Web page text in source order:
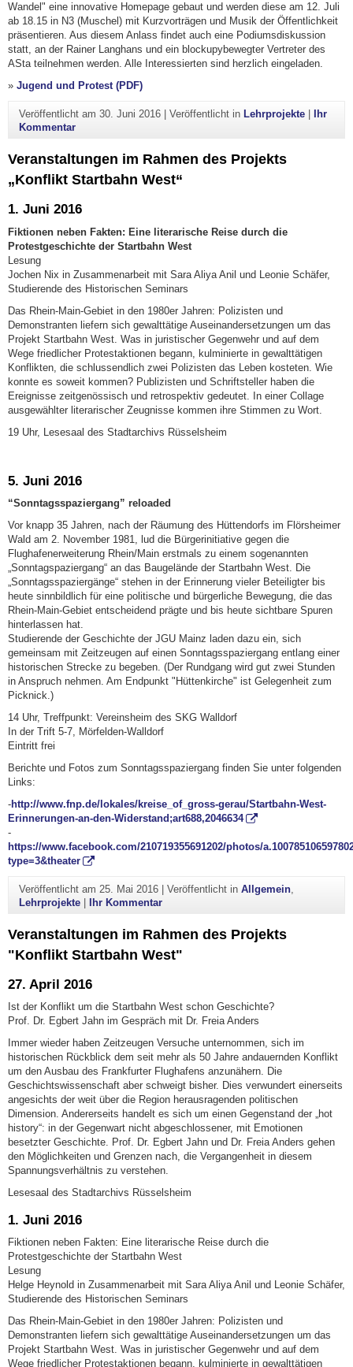
Wandel" eine innovative Homepage gebaut und werden diese am 12. Juli
ab 18.15 in N3 (Muschel) mit Kurzvorträgen und Musik der Öffentlichkeit
präsentieren. Aus diesem Anlass findet auch eine Podiumsdiskussion
statt, an der Rainer Langhans und ein blockupybewegter Vertreter des
ASta teilnehmen werden. Alle Interessierten sind herzlich eingeladen.
» Jugend und Protest (PDF)
Veröffentlicht am 30. Juni 2016| Veröffentlicht in Lehrprojekte|
Ihr
Kommentarzu Lehrprojekt "Jugend und Protest"
Veranstaltungen im Rahmen des Projekts
„Konflikt Startbahn West“
1. Juni 2016
Fiktionen neben Fakten: Eine literarische Reise durch die
Protestgeschichte der Startbahn West
Lesung
Jochen Nix in Zusammenarbeit mit Sara Aliya Anil und Leonie Schäfer,
Studierende des Historischen Seminars
Das Rhein-Main-Gebiet in den 1980er Jahren: Polizisten und
Demonstranten liefern sich gewalttätige Auseinandersetzungen um das
Projekt Startbahn West. Was in juristischer Gegenwehr und auf dem
Wege friedlicher Protestaktionen begann, kulminierte in gewalttätigen
Konflikten, die schlussendlich zwei Polizisten das Leben kosteten. Wie
konnte es soweit kommen? Publizisten und Schriftsteller haben die
Ereignisse zeitgenössisch und retrospektiv gedeutet. In einer Collage
ausgewählter literarischer Zeugnisse kommen ihre Stimmen zu Wort.
19 Uhr, Lesesaal des Stadtarchivs Rüsselsheim
5. Juni 2016
“Sonntagsspaziergang” reloaded
Vor knapp 35 Jahren, nach der Räumung des Hüttendorfs im Flörsheimer
Wald am 2. November 1981, lud die Bürgerinitiative gegen die
Flughafenerweiterung Rhein/Main erstmals zu einem sogenannten
„Sonntagspaziergang“ an das Baugelände der Startbahn West. Die
„Sonntagsspaziergänge“ stehen in der Erinnerung vieler Beteiligter bis
heute sinnbildlich für eine politische und bürgerliche Bewegung, die das
Rhein-Main-Gebiet entscheidend prägte und bis heute sichtbare Spuren
hinterlassen hat.
Studierende der Geschichte der JGU Mainz laden dazu ein, sich
gemeinsam mit Zeitzeugen auf einen Sonntagsspaziergang entlang einer
historischen Strecke zu begeben. (Der Rundgang wird gut zwei Stunden
in Anspruch nehmen. Am Endpunkt "Hüttenkirche" ist Gelegenheit zum
Picknick.)
14 Uhr, Treffpunkt: Vereinsheim des SKG Walldorf
In der Trift 5-7, Mörfelden-Walldorf
Eintritt frei
Berichte und Fotos zum Sonntagsspaziergang finden Sie unter folgenden
Links:
-http://www.fnp.de/lokales/kreise_of_gross-gerau/Startbahn-West-
Erinnerungen-an-den-Widerstand;art688,2046634
-
https://www.facebook.com/210719355691202/photos/
type=3&theater
Veröffentlicht am 25. Mai 2016| Veröffentlicht in Allgemein,
Lehrprojekte| Ihr Kommentarzu Veranstaltungen im Rahmen des
Veranstaltungen im Rahmen des Projekts
"Konflikt Startbahn West"
27. April 2016
Ist der Konflikt um die Startbahn West schon Geschichte?
Prof. Dr. Egbert Jahn im Gespräch mit Dr. Freia Anders
Immer wieder haben Zeitzeugen Versuche unternommen, sich im
historischen Rückblick dem seit mehr als 50 Jahre andauernden Konflikt
um den Ausbau des Frankfurter Flughafens anzunähern. Die
Geschichtswissenschaft aber schweigt bisher. Dies verwundert einerseits
angesichts der weit über die Region herausragenden politischen
Dimension. Andererseits handelt es sich um einen Gegenstand der „hot
history“: in der Gegenwart nicht abgeschlossener, mit Emotionen
besetzter Geschichte. Prof. Dr. Egbert Jahn und Dr. Freia Anders gehen
den Möglichkeiten und Grenzen nach, die Vergangenheit in diesem
Spannungsverhältnis zu verstehen.
Lesesaal des Stadtarchivs Rüsselsheim
1. Juni 2016
Fiktionen neben Fakten: Eine literarische Reise durch die
Protestgeschichte der Startbahn West
Lesung
Helge Heynold in Zusammenarbeit mit Sara Aliya Anil und Leonie Schäfer,
Studierende des Historischen Seminars
Das Rhein-Main-Gebiet in den 1980er Jahren: Polizisten und
Demonstranten liefern sich gewalttätige Auseinandersetzungen um das
Projekt Startbahn West. Was in juristischer Gegenwehr und auf dem
Wege friedlicher Protestaktionen begann, kulminierte in gewalttätigen